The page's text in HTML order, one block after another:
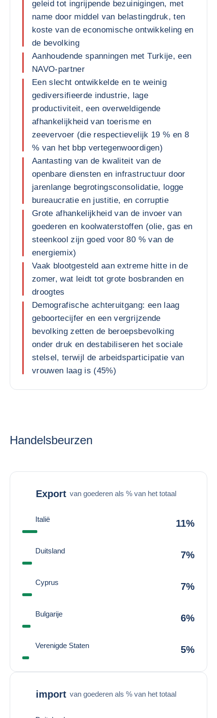
geleid tot ingrijpende bezuinigingen, met
name door middel van belastingdruk, ten
koste van de economische ontwikkeling en
de bevolking
Aanhoudende spanningen met Turkije, een
NAVO-partner
Een slecht ontwikkelde en te weinig
gediversifieerde industrie, lage
productiviteit, een overweldigende
afhankelijkheid van toerisme en
zeevervoer (die respectievelijk 19 % en 8
% van het bbp vertegenwoordigen)
Aantasting van de kwaliteit van de
openbare diensten en infrastructuur door
jarenlange begrotingsconsolidatie, logge
bureaucratie en justitie, en corruptie
Grote afhankelijkheid van de invoer van
goederen en koolwaterstoffen (olie, gas en
steenkool zijn goed voor 80 % van de
energiemix)
Vaak blootgesteld aan extreme hitte in de
zomer, wat leidt tot grote bosbranden en
droogtes
Demografische achteruitgang: een laag
geboortecijfer en een vergrijzende
bevolking zetten de beroepsbevolking
onder druk en destabiliseren het sociale
stelsel, terwijl de arbeidsparticipatie van
vrouwen laag is (45%)
Handelsbeurzen
Export van goederen als % van het totaal
Italië 11%
Duitsland 7%
Cyprus 7%
Bulgarije 6%
Verenigde Staten 5%
import van goederen als % van het totaal